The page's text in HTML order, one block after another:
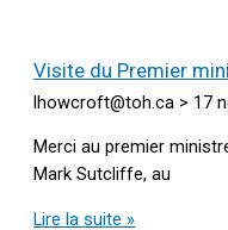
Visite du Premier
lhowcroft@toh.ca 17
Merci au premier
Mark Sutcliffe, au
Lire la suite »